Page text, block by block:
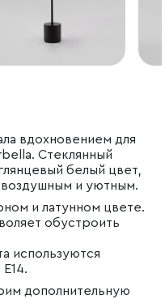
вдохновением для
Стеклянный
белый цвет,
воздушным и уютным.
и латунном цвете.
обустроить
используются
дополнительную